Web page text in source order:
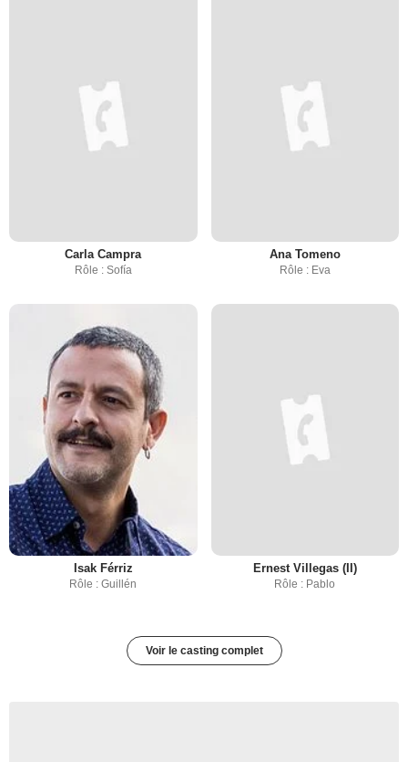
Carla Campra
Rôle : Sofía
Ana Tomeno
Rôle : Eva
Isak Férriz
Rôle : Guillén
Ernest Villegas (II)
Rôle : Pablo
Voir le casting complet